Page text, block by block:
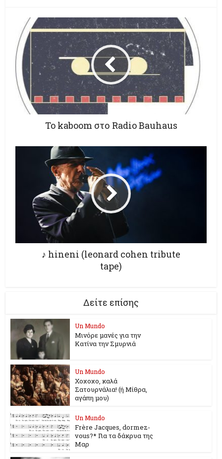
To kaboom στο Radio Bauhaus
♪ hineni (leonard cohen tribute
tape)
Δείτε επίσης
Un Mundo
Μινόρε μανές για την
Κατίνα την Σμυρνιά
Un Mundo
Χοχοχο, καλά
Σατουρνάλια! (ή Μίθρα,
αγάπη μου)
Un Mundo
Frère Jacques, dormez-
vous?* Για τα δάκρυα της
Μαρ